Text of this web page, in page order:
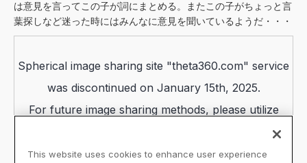
は意見を言ってこの子が詞にまとめる。またこの子がちょっと言
葉探しなど迷った時にはみんなに意見を聞いているようだ・・・